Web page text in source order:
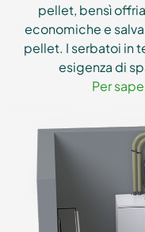
pellet, bensì
economiche e
pellet. I serbatoi in
esigenza di
Per